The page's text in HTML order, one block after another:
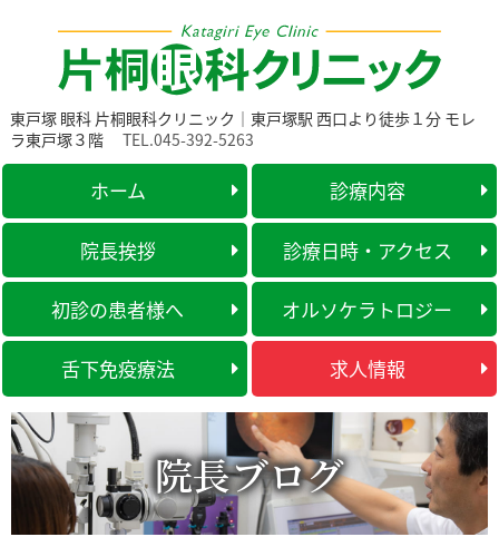
東戸塚 眼科 片桐眼科クリニック｜東戸塚駅 西口より徒歩１分 モレ
ラ東戸塚３階
TEL.045-392-5263
ホーム 診療内容
院長挨拶 診療日時・アクセス
初診の患者様へ オルソケラトロジー
舌下免疫療法 求人情報
院長ブログ